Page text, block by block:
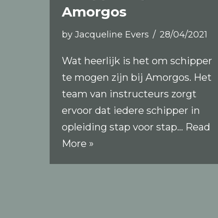
Amorgos
by Jacqueline Evers 28/04/2021
Wat heerlijk is het om schipper
te mogen zijn bij Amorgos. Het
team van instructeurs zorgt
ervoor dat iedere schipper in
opleiding stap voor stap… Read
More »